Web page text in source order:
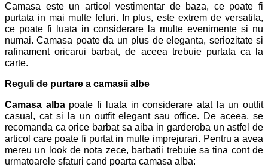
Camasa este un articol vestimentar de baza, ce poate fi
purtata in mai multe feluri. In plus, este extrem de versatila,
ce poate fi luata in considerare la multe evenimente si nu
numai. Camasa poate da un plus de eleganta, seriozitate si
rafinament oricarui barbat, de aceea trebuie purtata ca la
carte.
Reguli de purtare a camasii albe
Camasa albapoate fi luata in considerare atat la un outfit
casual, cat si la un outfit elegant sau office. De aceea, se
recomanda ca orice barbat sa aiba in garderoba un astfel de
articol care poate fi purtat in multe imprejurari. Pentru a avea
mereu un look de nota zece, barbatii trebuie sa tina cont de
urmatoarele sfaturi cand poarta camasa alba: